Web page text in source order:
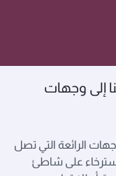
إلى وجهات
الرائعة التي تصل
على شاطئ